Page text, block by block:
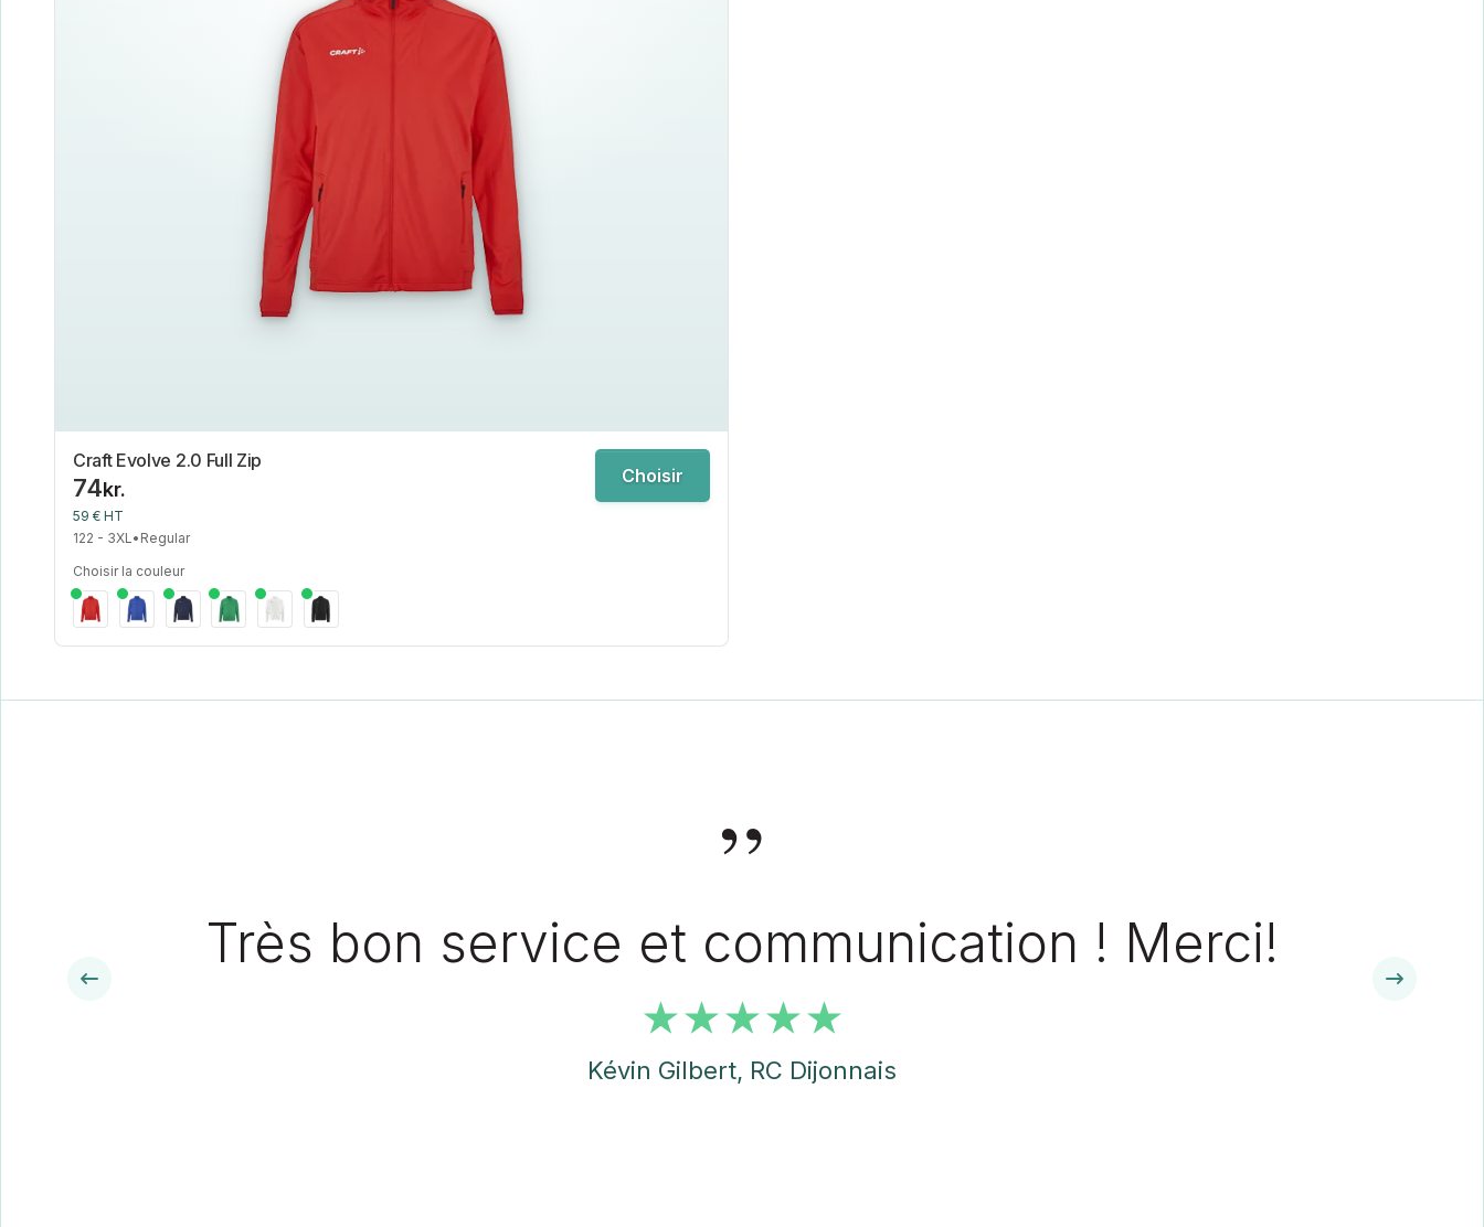
Craft Evolve 2.0 Full Zip
74kr.
59 € HT
122 - 3XL• Regular
Choisir
Choisir la couleur
”
Très bon service et communication ! Merci!
Kévin Gilbert, RC Dijonnais